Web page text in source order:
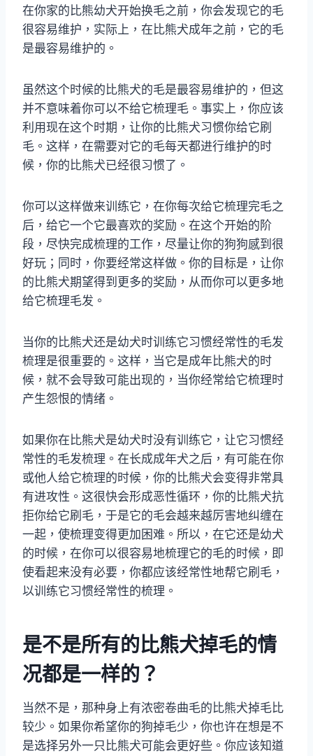
在你家的比熊幼犬开始换毛之前，你会发现它的毛
很容易维护，实际上，在比熊犬成年之前，它的毛
是最容易维护的。
虽然这个时候的比熊犬的毛是最容易维护的，但这
并不意味着你可以不给它梳理毛。事实上，你应该
利用现在这个时期，让你的比熊犬习惯你给它刷
毛。这样，在需要对它的毛每天都进行维护的时
候，你的比熊犬已经很习惯了。
你可以这样做来训练它，在你每次给它梳理完毛之
后，给它一个它最喜欢的奖励。在这个开始的阶
段，尽快完成梳理的工作，尽量让你的狗狗感到很
好玩；同时，你要经常这样做。你的目标是，让你
的比熊犬期望得到更多的奖励，从而你可以更多地
给它梳理毛发。
当你的比熊犬还是幼犬时训练它习惯经常性的毛发
梳理是很重要的。这样，当它是成年比熊犬的时
候，就不会导致可能出现的，当你经常给它梳理时
产生怨恨的情绪。
如果你在比熊犬是幼犬时没有训练它，让它习惯经
常性的毛发梳理。在长成成年犬之后，有可能在你
或他人给它梳理的时候，你的比熊犬会变得非常具
有进攻性。这很快会形成恶性循环，你的比熊犬抗
拒你给它刷毛，于是它的毛会越来越厉害地纠缠在
一起，使梳理变得更加困难。所以，在它还是幼犬
的时候，在你可以很容易地梳理它的毛的时候，即
使看起来没有必要，你都应该经常性地帮它刷毛，
以训练它习惯经常性的梳理。
是不是所有的比熊犬掉毛的情
况都是一样的？
当然不是，那种身上有浓密卷曲毛的比熊犬掉毛比
较少。如果你希望你的狗掉毛少，你也许在想是不
是选择另外一只比熊犬可能会更好些。你应该知道